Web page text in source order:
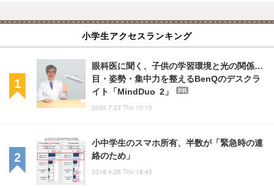
小学生アクセスランキング
眼科医に聞く、子供の学習環境と光の関係…
目・姿勢・集中力を整えるBenQのデスクラ
イト「MindDuo 2」
PR
2026.7.23 Thu 10:15
小中学生のスマホ所有、半数が「緊急時の連
絡のため」
2018.4.26 Thu 18:45